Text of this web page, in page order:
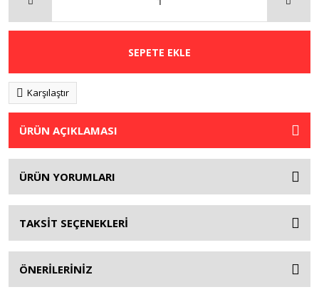
SEPETE EKLE
Karşılaştır
ÜRÜN AÇIKLAMASI
ÜRÜN YORUMLARI
TAKSİT SEÇENEKLERİ
ÖNERİLERİNİZ